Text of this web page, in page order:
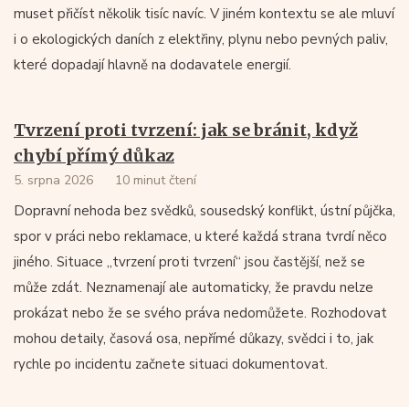
muset přičíst několik tisíc navíc. V jiném kontextu se ale mluví
i o ekologických daních z elektřiny, plynu nebo pevných paliv,
které dopadají hlavně na dodavatele energií.
Tvrzení proti tvrzení: jak se bránit, když
chybí přímý důkaz
5. srpna 2026 10 minut čtení
Dopravní nehoda bez svědků, sousedský konflikt, ústní půjčka,
spor v práci nebo reklamace, u které každá strana tvrdí něco
jiného. Situace „tvrzení proti tvrzení“ jsou častější, než se
může zdát. Neznamenají ale automaticky, že pravdu nelze
prokázat nebo že se svého práva nedomůžete. Rozhodovat
mohou detaily, časová osa, nepřímé důkazy, svědci i to, jak
rychle po incidentu začnete situaci dokumentovat.